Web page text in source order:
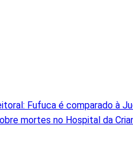
Fufuca é comparado à
mortes no Hospital da